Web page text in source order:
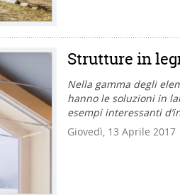
Strutture in
Nella gamma degli
hanno le soluzioni in
esempi interessanti
Giovedì, 13 Aprile 2017